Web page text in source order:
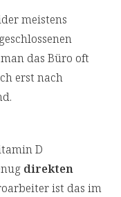
meistens
das Büro oft
erst nach
D
direkten
ist das im